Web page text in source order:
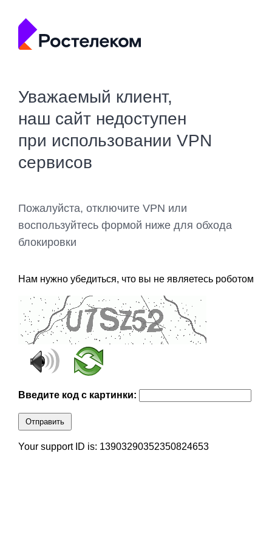
Уважаемый клиент,
наш сайт недоступен
при использовании VPN
сервисов
Пожалуйста, отключите VPN или
воспользуйтесь формой ниже для обхода
блокировки
Нам нужно убедиться, что вы не являетесь роботом
Введите код с картинки:
Отправить
Your support ID is: 13903290352350824653